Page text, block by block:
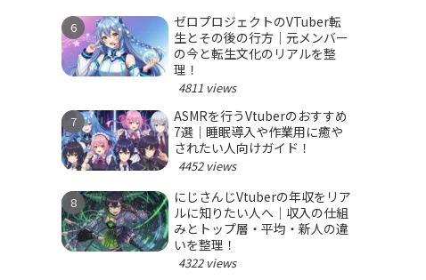
ゼロプロジェクトのVTuber転
生とその後の行方｜元メンバー
の今と転生文化のリアルを整
理！
4811 views
ASMRを行うVtuberのおすすめ
7選｜睡眠導入や作業用に癒や
されたい人向けガイド！
4452 views
にじさんじVtuberの年収をリア
ルに知りたい人へ｜収入の仕組
みとトップ層・平均・新人の違
いを整理！
4322 views